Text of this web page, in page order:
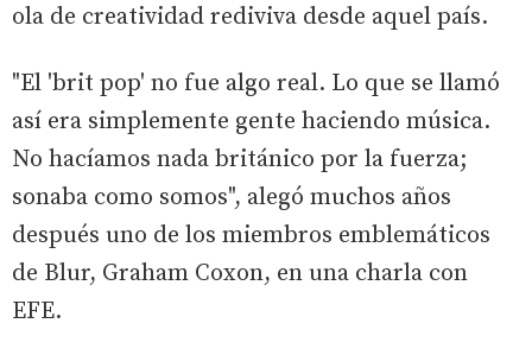
ola de creatividad rediviva desde aquel país.
"El 'brit pop' no fue algo real. Lo que se llamó
así era simplemente gente haciendo música.
No hacíamos nada británico por la fuerza;
sonaba como somos", alegó muchos años
después uno de los miembros emblemáticos
de Blur, Graham Coxon, en una charla con
EFE.